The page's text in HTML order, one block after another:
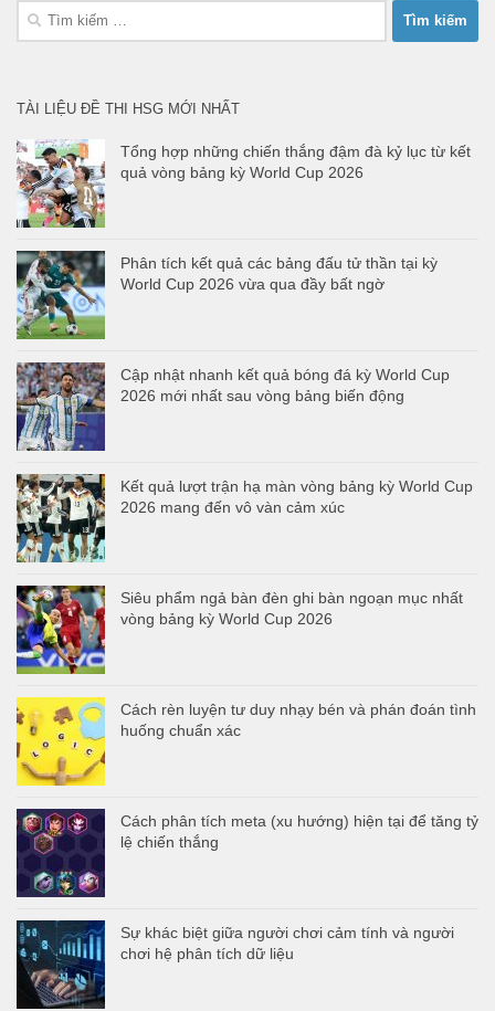
Tìm
TÀI LIỆU ĐỀ THI HSG MỚI NHẤT
Tổng hợp những chiến thắng đậm đà kỷ lục từ kết
quả vòng bảng kỳ World Cup 2026
Phân tích kết quả các bảng đấu tử thần tại kỳ
World Cup 2026 vừa qua đầy bất ngờ
Cập nhật nhanh kết quả bóng đá kỳ World Cup
2026 mới nhất sau vòng bảng biến động
Kết quả lượt trận hạ màn vòng bảng kỳ World Cup
2026 mang đến vô vàn cảm xúc
Siêu phẩm ngả bàn đèn ghi bàn ngoạn mục nhất
vòng bảng kỳ World Cup 2026
Cách rèn luyện tư duy nhạy bén và phán đoán tình
huống chuẩn xác
Cách phân tích meta (xu hướng) hiện tại để tăng tỷ
lệ chiến thắng
Sự khác biệt giữa người chơi cảm tính và người
chơi hệ phân tích dữ liệu